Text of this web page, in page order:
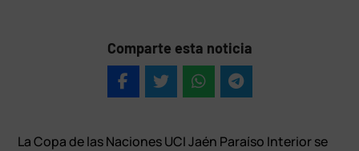
Comparte esta noticia
La Copa de las Naciones UCI Jaén Paraíso Interior se